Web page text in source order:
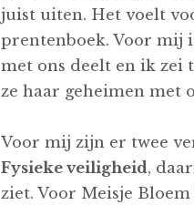
juist uiten. Het voelt
prentenboek. Voor mij
met ons deelt en ik zei
ze haar geheimen met
Voor mij zijn er twee
Fysieke veiligheid,
ziet. Voor Meisje